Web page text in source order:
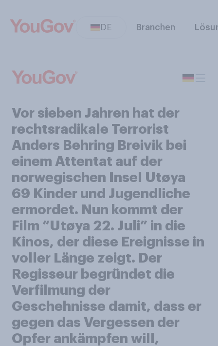
DE Branchen
Vor sieben Jahren hat der
rechtsradikale Terrorist
Anders Behring Breivik bei
einem Attentat auf der
norwegischen Insel Utøya
69 Kinder und Jugendliche
ermordet. Nun kommt der
Film “Utøya 22. Juli” in die
Kinos, der diese Ereignisse in
voller Länge zeigt. Der
Regisseur begründet die
Verfilmung der
Geschehnisse damit, dass er
gegen das Vergessen der
Opfer ankämpfen will,